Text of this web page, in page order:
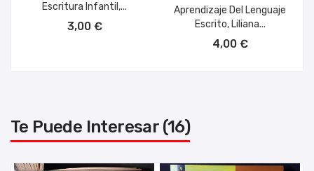
Escritura Infantil,...
3,00 €
Aprendizaje Del Lenguaje
Escrito, Liliana...
4,00 €
Te Puede Interesar (16)